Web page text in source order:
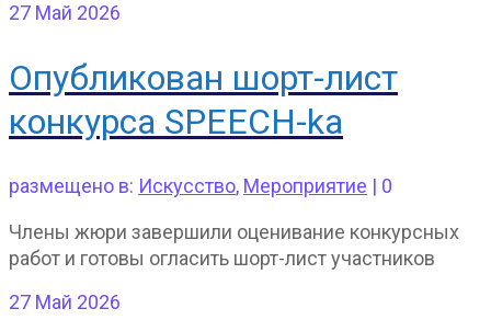
27 Май 2026
Опубликован шорт-лист
конкурса SPEECH-ka
размещено в: Искусство, Мероприятие | 0
Члены жюри завершили оценивание конкурсных
работ и готовы огласить шорт-лист участников
27 Май 2026